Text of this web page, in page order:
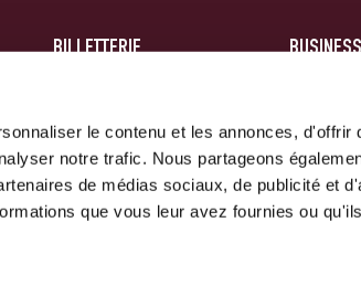
le contenu et les annonces, d'offrir
notre trafic. Nous partageons
de médias sociaux, de publicité et
que vous leur avez fournies ou
BILLETTERIE
ABONNEMENTS
BUSINESS
PARTENAIRES